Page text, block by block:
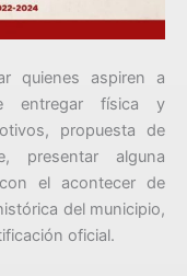
quienes aspiren a
entregar física y
propuesta de
presentar alguna
el acontecer de
del municipio,
oficial.